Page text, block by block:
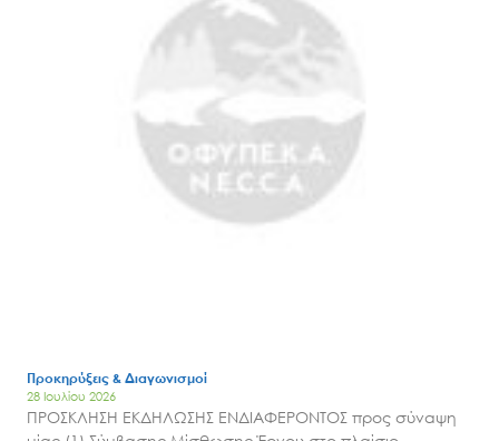
Προκηρύξεις & Διαγωνισμοί
28 Ιουλίου 2026
ΠΡΟΣΚΛΗΣΗ ΕΚΔΗΛΩΣΗΣ ΕΝΔΙΑΦΕΡΟΝΤΟΣ προς σύναψη